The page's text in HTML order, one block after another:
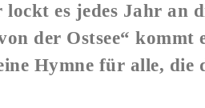
lockt es jedes Jahr an
der Ostsee“ kommt
Hymne für alle, die